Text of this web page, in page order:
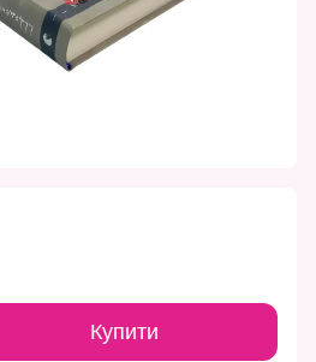
Купити